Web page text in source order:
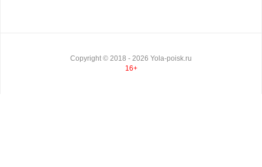
Copyright © 2018 - 2026 Yola-poisk.ru
16+